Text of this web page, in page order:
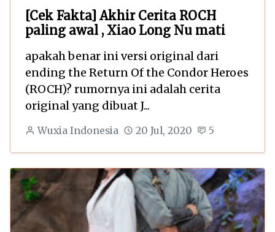
[Cek Fakta] Akhir Cerita ROCH
paling awal , Xiao Long Nu mati
apakah benar ini versi original dari
ending the Return Of the Condor Heroes
(ROCH)? rumornya ini adalah cerita
original yang dibuat J...
Wuxia Indonesia 20 Jul, 2020 5